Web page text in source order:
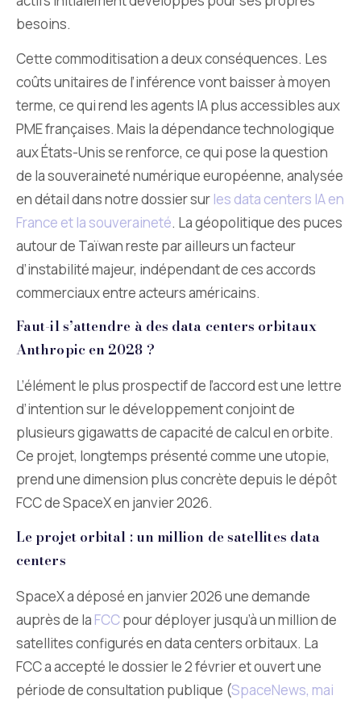
besoins.
Cette commoditisation a deux conséquences. Les
coûts unitaires de l’inférence vont baisser à moyen
terme, ce qui rend les agents IA plus accessibles aux
PME françaises. Mais la dépendance technologique
aux États-Unis se renforce, ce qui pose la question
de la souveraineté numérique européenne, analysée
en détail dans notre dossier sur les data centers IA en
France et la souveraineté. La géopolitique des puces
autour de Taïwan reste par ailleurs un facteur
d’instabilité majeur, indépendant de ces accords
commerciaux entre acteurs américains.
Faut-il s’attendre à des data centers orbitaux
Anthropic en 2028 ?
L’élément le plus prospectif de l’accord est une lettre
d’intention sur le développement conjoint de
plusieurs gigawatts de capacité de calcul en orbite.
Ce projet, longtemps présenté comme une utopie,
prend une dimension plus concrète depuis le dépôt
FCC de SpaceX en janvier 2026.
Le projet orbital : un million de satellites data
centers
SpaceX a déposé en janvier 2026 une demande
auprès de la FCCpour déployer jusqu’à un million de
satellites configurés en data centers orbitaux. La
FCC a accepté le dossier le 2 février et ouvert une
période de consultation publique (SpaceNews, mai